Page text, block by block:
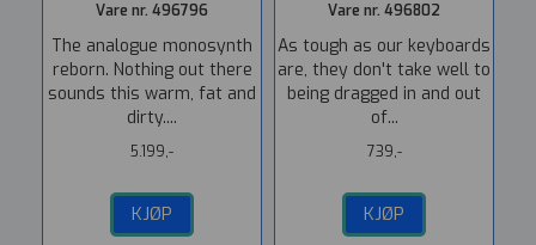
Vare nr. 496796
The analogue monosynth
reborn. Nothing out there
sounds this warm, fat and
dirty....
5.199,-
KJØP
Vare nr. 496802
As tough as our keyboards
are, they don't take well to
being dragged in and out
of...
739,-
KJØP